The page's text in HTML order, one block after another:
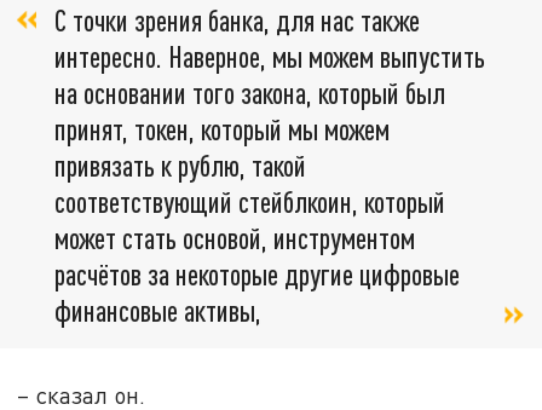
С точки зрения банка, для нас также
интересно. Наверное, мы можем выпустить
на основании того закона, который был
принят, токен, который мы можем
привязать к рублю, такой
соответствующий стейблкоин, который
может стать основой, инструментом
расчётов за некоторые другие цифровые
финансовые активы,
– сказал он.